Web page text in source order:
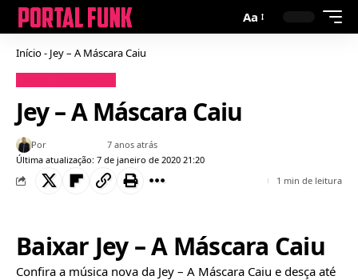
Aa
Início- Jey – A Máscara Caiu
Jey – A Máscara Caiu
Última atualização: 7 de janeiro de 2020 21:20
Por Bruno Gabriel7 anos atrás
1 min de leitura
Baixar Jey – A Máscara Caiu
Confira a música nova da Jey – A Máscara Caiu e desça até